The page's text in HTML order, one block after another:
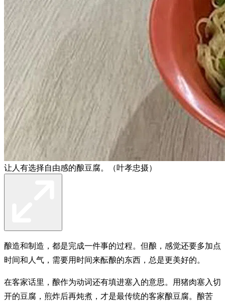
让人有选择自由感的酿豆腐。（叶孝忠摄）
酿造和制造，都是完成一件事的过程。但酿，感觉还要多加点
时间和人气，需要用时间来酝酿的东西，总是更美好的。
在客家话里，酿作为动词还有填进塞入的意思。用猪肉塞入切
开的豆腐，煎炸后再炖煮，才是最传统的客家酿豆腐。酿苦